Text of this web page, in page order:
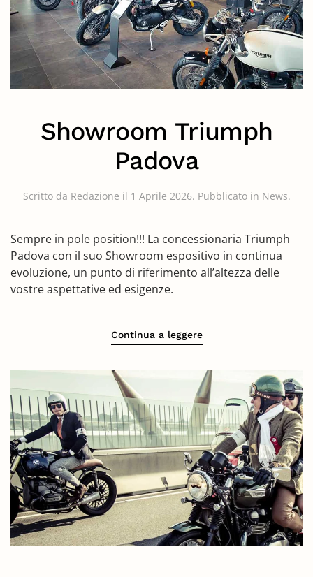
Showroom Triumph
Padova
Scritto da Redazione il 1 Aprile 2026. Pubblicato in News.
Sempre in pole position!!! La concessionaria Triumph
Padova con il suo Showroom espositivo in continua
evoluzione, un punto di riferimento all’altezza delle
vostre aspettative ed esigenze.
Continua a leggere